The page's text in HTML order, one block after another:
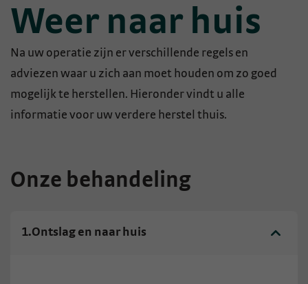
Weer naar huis
Na uw operatie zijn er verschillende regels en
adviezen waar u zich aan moet houden om zo goed
mogelijk te herstellen. Hieronder vindt u alle
informatie voor uw verdere herstel thuis.
Onze behandeling
1.Ontslag en naar huis